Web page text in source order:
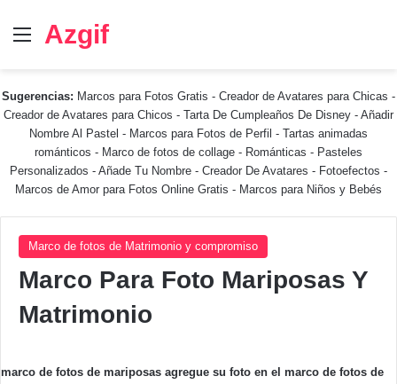
Menú
Azgif
Sugerencias: Marcos para Fotos Gratis - Creador de Avatares para Chicas -
Creador de Avatares para Chicos - Tarta De Cumpleaños De Disney - Añadir
Nombre Al Pastel - Marcos para Fotos de Perfil - Tartas animadas
románticos - Marco de fotos de collage - Románticas - Pasteles
Personalizados - Añade Tu Nombre - Creador De Avatares - Fotoefectos -
Marcos de Amor para Fotos Online Gratis - Marcos para Niños y Bebés
Marco de fotos de Matrimonio y compromiso
Marco Para Foto Mariposas Y
Matrimonio
marco de fotos de mariposas agregue su foto en el marco de fotos de